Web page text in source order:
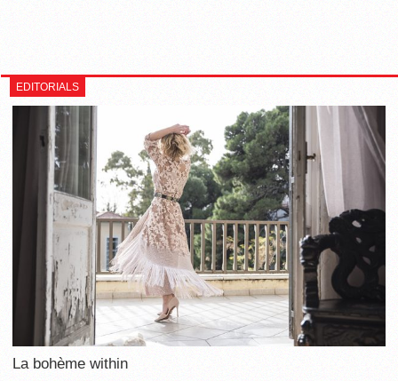
EDITORIALS
La bohème within